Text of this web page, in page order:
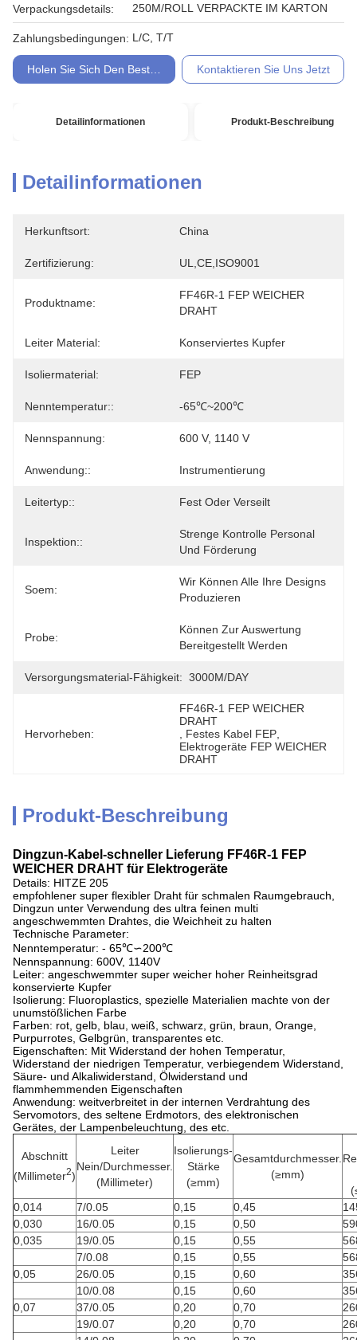
Verpackungsdetails: 250M/ROLL VERPACKTE IM KARTON
Zahlungsbedingungen: L/C, T/T
Holen Sie Sich Den Besten Preis Kontaktieren Sie Uns Jetzt
Detailinformationen Produkt-Beschreibung
Detailinformationen
Herkunftsort: China
Zertifizierung: UL,CE,ISO9001
Produktname:
FF46R-1 FEP WEICHER
DRAHT
Leiter Material: Konserviertes Kupfer
Isoliermaterial: FEP
Nenntemperatur:: -65℃~200℃
Nennspannung: 600 V, 1140 V
Anwendung:: Instrumentierung
Leitertyp:: Fest Oder Verseilt
Inspektion::
Strenge Kontrolle Personal
Und Förderung
Soem:
Wir Können Alle Ihre Designs
Produzieren
Probe:
Können Zur Auswertung
Bereitgestellt Werden
Versorgungsmaterial-Fähigkeit: 3000M/DAY
Hervorheben:
FF46R-1 FEP WEICHER
DRAHT
Festes Kabel FEP
Elektrogeräte FEP WEICHER
DRAHT
Produkt-Beschreibung
Dingzun-Kabel-schneller Lieferung FF46R-1 FEP
WEICHER DRAHT für Elektrogeräte
Details: HITZE 205
empfohlener super flexibler Draht für schmalen Raumgebrauch,
Dingzun unter Verwendung des ultra feinen multi
angeschwemmten Drahtes, die Weichheit zu halten
Technische Parameter:
Nenntemperatur: - 65℃∽200℃
Nennspannung: 600V, 1140V
Leiter: angeschwemmter super weicher hoher Reinheitsgrad
konservierte Kupfer
Isolierung: Fluoroplastics, spezielle Materialien machte von der
unumstößlichen Farbe
Farben: rot, gelb, blau, weiß, schwarz, grün, braun, Orange,
Purpurrotes, Gelbgrün, transparentes etc.
Eigenschaften: Mit Widerstand der hohen Temperatur,
Widerstand der niedrigen Temperatur, verbiegendem Widerstand,
Säure- und Alkaliwiderstand, Ölwiderstand und
flammhemmenden Eigenschaften
Anwendung: weitverbreitet in der internen Verdrahtung des
Servomotors, des seltene Erdmotors, des elektronischen
Gerätes, der Lampenbeleuchtung, des etc.
Abschnitt
(Millimeter2)
Leiter
Nein/Durchmesser.
(Millimeter)
Isolierungs-
Stärke
(≥mm)
Gesamtdurchmesser.
(≥mm)
0,014
7/0.05 0,15 0,45
0,030
16/0.05 0,15 0,50
0,035
19/0.05 0,15 0,55
7/0.08
0,15 0,55
0,05
26/0.05 0,15 0,60
10/0.08
0,15 0,60
0,07
37/0.05 0,20 0,70
19/0.07
0,20 0,70